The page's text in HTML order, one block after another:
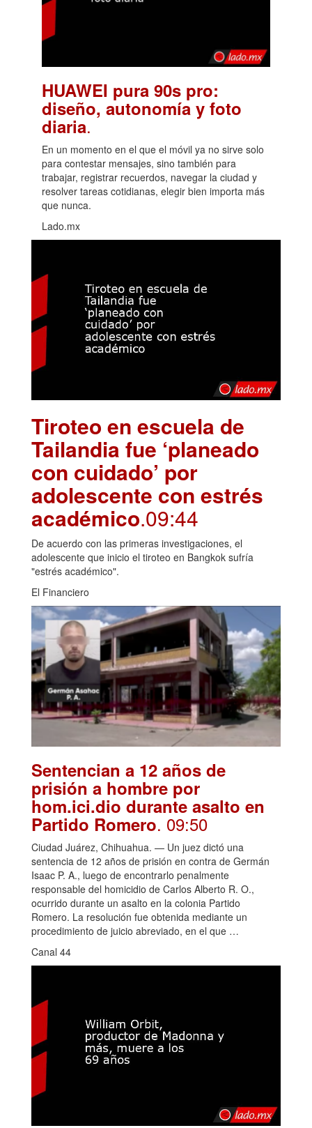
HUAWEI pura 90s pro:
diseño, autonomía y foto
diaria.
En un momento en el que el móvil ya no sirve solo
para contestar mensajes, sino también para
trabajar, registrar recuerdos, navegar la ciudad y
resolver tareas cotidianas, elegir bien importa más
que nunca.
Lado.mx
Tiroteo en escuela de
Tailandia fue ‘planeado
con cuidado’ por
adolescente con estrés
académico.09:44
De acuerdo con las primeras investigaciones, el
adolescente que inicio el tiroteo en Bangkok sufría
"estrés académico".
El Financiero
Sentencian a 12 años de
prisión a hombre por
hom.ici.dio durante asalto en
Partido Romero. 09:50
Ciudad Juárez, Chihuahua. — Un juez dictó una
sentencia de 12 años de prisión en contra de Germán
Isaac P. A., luego de encontrarlo penalmente
responsable del homicidio de Carlos Alberto R. O.,
ocurrido durante un asalto en la colonia Partido
Romero. La resolución fue obtenida mediante un
procedimiento de juicio abreviado, en el que …
Canal 44